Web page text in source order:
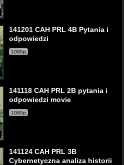
141201 CAH PRL 4B Pytania i
odpowiedzi
1080p
141118 CAH PRL 2B pytania i
odpowiedzi movie
1080p
141124 CAH PRL 3B
Cybernetyczna analiza historii